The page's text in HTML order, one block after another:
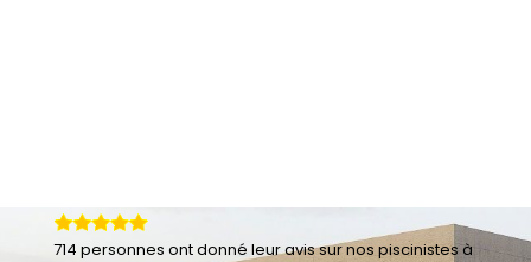
714 personnes ont donné leuravis sur nos piscinistes à